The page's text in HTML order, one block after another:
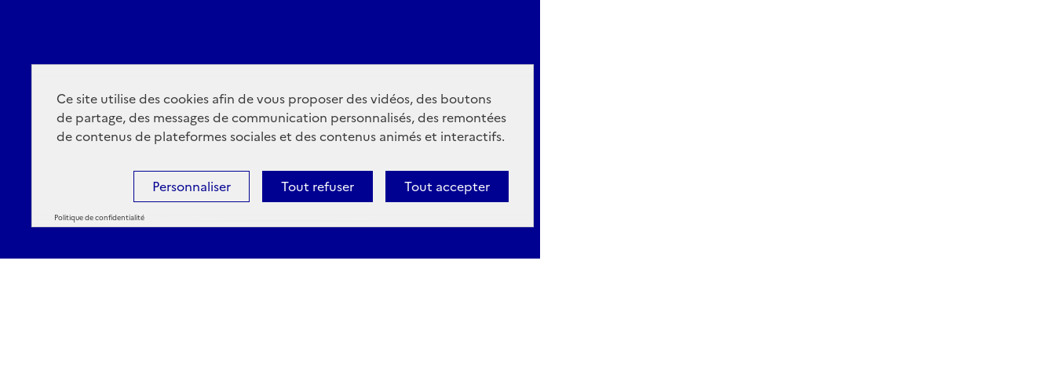
Ce site utilise des cookies afin de vous proposer des vidéos, des boutons
de partage, des messages de communication personnalisés, des remontées
de contenus de plateformes sociales et des contenus animés et interactifs.
Tout accepter
Tout refuser
Personnaliser
Politique de confidentialité